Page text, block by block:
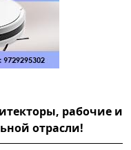
рабочие и
отрасли!